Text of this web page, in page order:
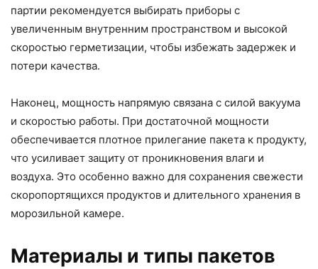
партии рекомендуется выбирать приборы с
увеличенным внутренним пространством и высокой
скоростью герметизации, чтобы избежать задержек и
потери качества.
Наконец, мощность напрямую связана с силой вакуума
и скоростью работы. При достаточной мощности
обеспечивается плотное прилегание пакета к продукту,
что усиливает защиту от проникновения влаги и
воздуха. Это особенно важно для сохранения свежести
скоропортящихся продуктов и длительного хранения в
морозильной камере.
Материалы и типы пакетов